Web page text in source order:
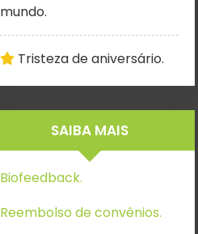
mundo.
Tristeza de aniversário.
SAIBA MAIS
Biofeedback.
Reembolso de convênios.